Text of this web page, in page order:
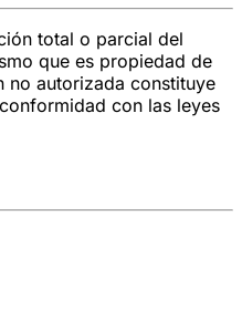
total o parcial del
que es propiedad de
no autorizada constituye
con las leyes